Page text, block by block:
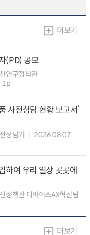
더보기
(PD) 공모
연구정책관
1p
사전상담 현황 보고서’
상담과
2026.08.07
하여 우리 일상 곳곳에
정책관 디바이스AX혁신팀
더보기